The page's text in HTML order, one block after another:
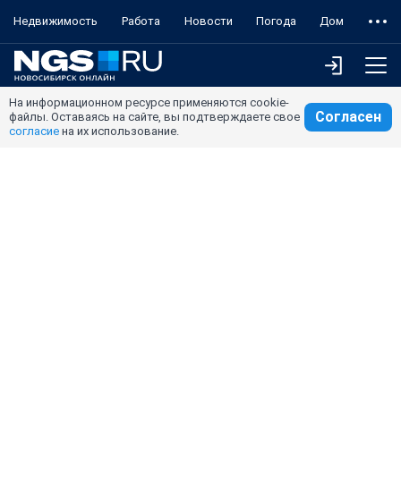
Недвижимость Работа Новости Погода Дом
На информационном ресурсе применяются cookie-
файлы. Оставаясь на сайте, вы подтверждаете свое
согласие на их использование.
Согласен